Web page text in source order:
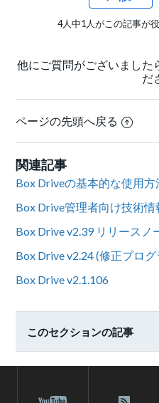
4人中1人がこの記事が
他にご質問がございました
だ
ページの先頭へ戻る
関連記事
Box Driveの基本的な使用方
Box Drive管理者向け技術情
Box Drive v2.39 リリースノ
Box Drive v2.24 (修正プロ
Box Drive v2.1.106
このセクションの記事